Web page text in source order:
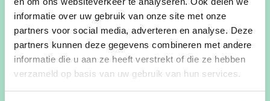
informatie over uw gebruik van onze site met onze
partners voor social media, adverteren en analyse. Deze
partners kunnen deze gegevens combineren met andere
informatie die u aan ze heeft verstrekt of die ze hebben
verzameld op basis van uw gebruik van hun services.
Onze nieuwjaarsreceptie gaat door op zaterdag
31 januari 2026 vanaf 19u00 in de kantine van